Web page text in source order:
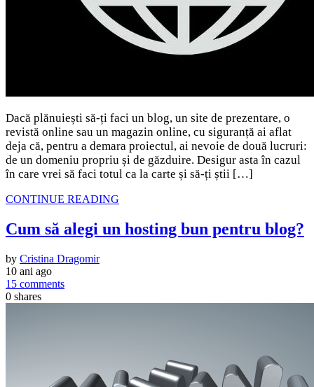
Dacă plănuiești să-ți faci un blog, un site de prezentare, o
revistă online sau un magazin online, cu siguranță ai aflat
deja că, pentru a demara proiectul, ai nevoie de două lucruri:
de un domeniu propriu și de găzduire. Desigur asta în cazul
în care vrei să faci totul ca la carte și să-ți știi […]
CONTINUE READING
Cum să alegi un hosting bun pentru blog?
by Cristina Dragomir
10 ani ago
15 comments
0 shares